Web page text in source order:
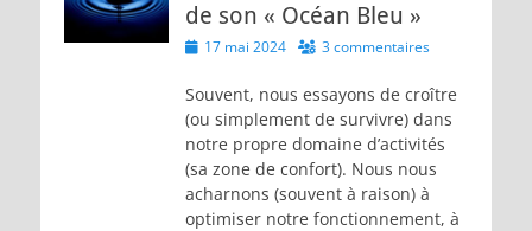
de son « Océan Bleu »
Posted17 mai 2024 3 commentaires
Souvent, nous essayons de croître
(ou simplement de survivre) dans
notre propre domaine d’activités
(sa zone de confort). Nous nous
acharnons (souvent à raison) à
optimiser notre fonctionnement, à